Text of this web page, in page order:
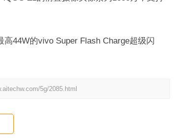
44W的vivo Super Flash Charge超级闪
5g/2085.html